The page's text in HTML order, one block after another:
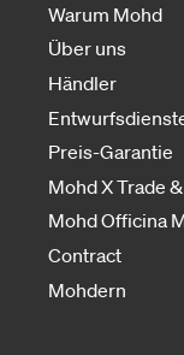
Warum Mohd
Über uns
Händler
Preis-Garantie
Mohd X Trade
Mohd Officina
Contract
Mohdern